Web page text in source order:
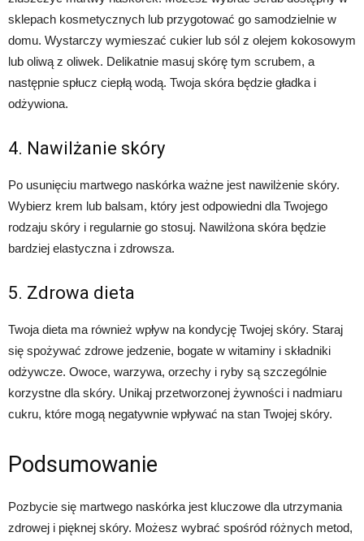
sklepach kosmetycznych lub przygotować go samodzielnie w
domu. Wystarczy wymieszać cukier lub sól z olejem kokosowym
lub oliwą z oliwek. Delikatnie masuj skórę tym scrubem, a
następnie spłucz ciepłą wodą. Twoja skóra będzie gładka i
odżywiona.
4. Nawilżanie skóry
Po usunięciu martwego naskórka ważne jest nawilżenie skóry.
Wybierz krem lub balsam, który jest odpowiedni dla Twojego
rodzaju skóry i regularnie go stosuj. Nawilżona skóra będzie
bardziej elastyczna i zdrowsza.
5. Zdrowa dieta
Twoja dieta ma również wpływ na kondycję Twojej skóry. Staraj
się spożywać zdrowe jedzenie, bogate w witaminy i składniki
odżywcze. Owoce, warzywa, orzechy i ryby są szczególnie
korzystne dla skóry. Unikaj przetworzonej żywności i nadmiaru
cukru, które mogą negatywnie wpływać na stan Twojej skóry.
Podsumowanie
Pozbycie się martwego naskórka jest kluczowe dla utrzymania
zdrowej i pięknej skóry. Możesz wybrać spośród różnych metod,